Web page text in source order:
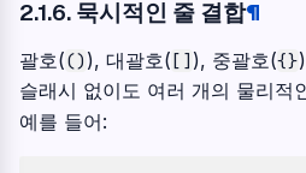
2.1.6. 묵시적인 줄 결합¶
괄호(() ), 대괄호( [] ), 중괄호({}
슬래시 없이도 여러 개의 물리적
예를 들어: